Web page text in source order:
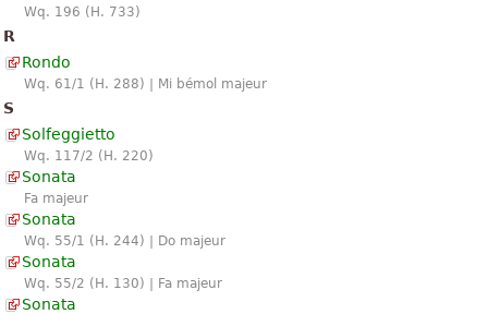
Wq. 196 (H. 733)
R
Rondo
Wq. 61/1 (H. 288) | Mi bémol majeur
S
Solfeggietto
Wq. 117/2 (H. 220)
Sonata
Fa majeur
Sonata
Wq. 55/1 (H. 244) | Do majeur
Sonata
Wq. 55/2 (H. 130) | Fa majeur
Sonata